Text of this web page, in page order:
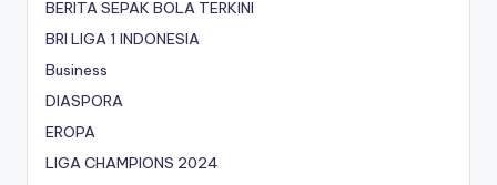
BERITA SEPAK BOLA TERKINI
BRI LIGA 1 INDONESIA
Business
DIASPORA
EROPA
LIGA CHAMPIONS 2024